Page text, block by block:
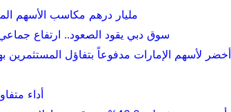
69 مليار درهم مكاسب الأسهم
سوق دبي يقود الصعود.. ارتفاع
لأسهم الإمارات مدفوعاً بتفاؤل المستثمرين
أداء